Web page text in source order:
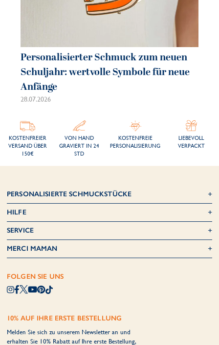
Personalisierter Schmuck zum neuen
Schuljahr: wertvolle Symbole für neue
Anfänge
28.07.2026
KOSTENFREIER
VERSAND ÜBER
150€
VON HAND
GRAVIERT IN 24
STD
KOSTENFREIE
PERSONALISIERUNG
LIEBEVOLL
VERPACKT
PERSONALISIERTE SCHMUCKSTÜCKE
HILFE
SERVICE
MERCI MAMAN
FOLGEN SIE UNS
10% AUF IHRE ERSTE BESTELLUNG
Melden Sie sich zu unserem Newsletter an und
erhalten Sie 10% Rabatt auf Ihre erste Bestellung,